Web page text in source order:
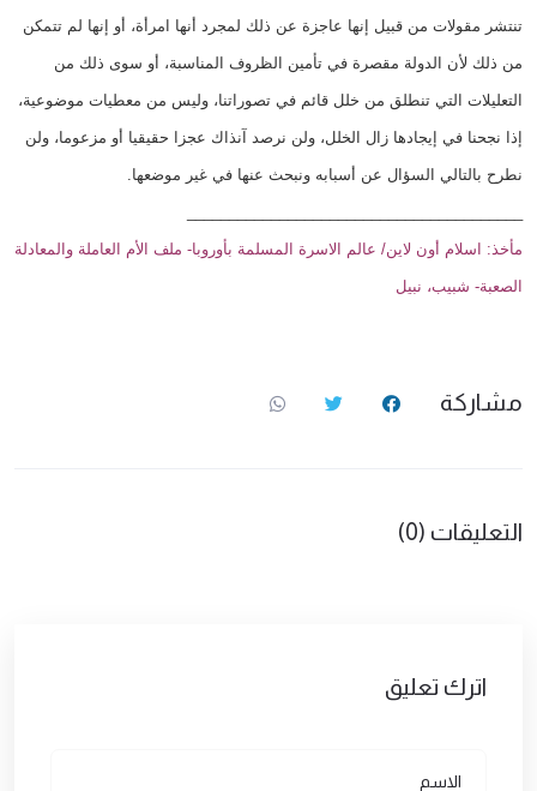
تنتشر مقولات من قبيل إنها عاجزة عن ذلك لمجرد أنها امرأة، أو إنها لم تتمكن
من ذلك لأن الدولة مقصرة في تأمين الظروف المناسبة، أو سوى ذلك من
التعليلات التي تنطلق من خلل قائم في تصوراتنا، وليس من معطيات موضوعية،
إذا نجحنا في إيجادها زال الخلل، ولن نرصد آنذاك عجزا حقيقيا أو مزعوما، ولن
نطرح بالتالي السؤال عن أسبابه ونبحث عنها في غير موضعها.
مأخذ: اسلام أون لاين/ عالم الاسرة المسلمة بأوروبا- ملف الأم العاملة والمعادلة
الصعبة- شبيب، نبيل
مشاركة
التعليقات (0)
اترك تعليق